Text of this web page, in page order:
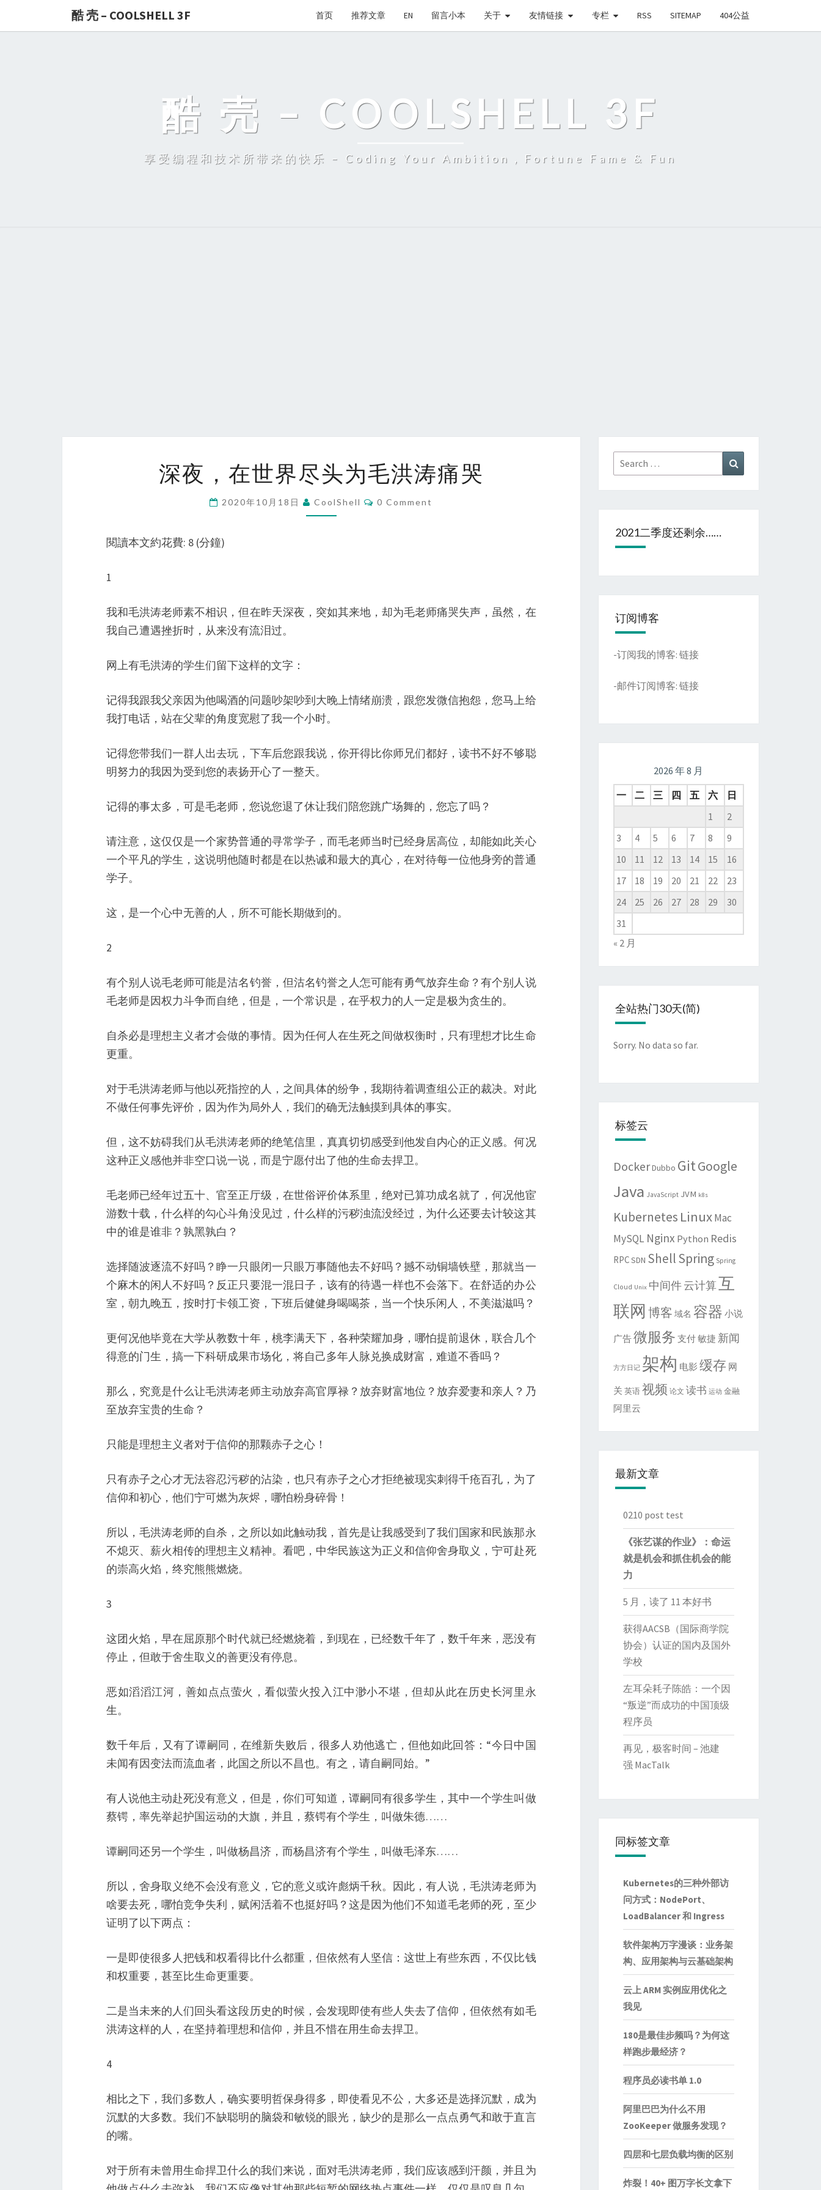
酷 壳 – COOLSHELL 3F 首页 推荐文章 EN 留言小本 关于 友情链接 专栏 RSS SITEMAP 404公益
酷 壳 – COOLSHELL 3F
享受编程和技术所带来的快乐 – Coding Your Ambition，Fortune Fame & Fun
夜，
洪
深夜，在世界尽头为毛洪涛痛哭
2020年10月18日 CoolShell Comments
0 Comment
閱讀本文約花費: 8 (分鐘)
1
我和毛洪涛老师素不相识，但在昨天深夜，突如其来地，却为毛老师痛哭失声，虽然，在
我自己遭遇挫折时，从来没有流泪过。
网上有毛洪涛的学生们留下这样的文字：
记得我跟我父亲因为他喝酒的问题吵架吵到大晚上情绪崩溃，跟您发微信抱怨，您马上给
我打电话，站在父辈的角度宽慰了我一个小时。
记得您带我们一群人出去玩，下车后您跟我说，你开得比你师兄们都好，读书不好不够聪
明努力的我因为受到您的表扬开心了一整天。
记得的事太多，可是毛老师，您说您退了休让我们陪您跳广场舞的，您忘了吗？
请注意，这仅仅是一个家势普通的寻常学子，而毛老师当时已经身居高位，却能如此关心
一个平凡的学生，这说明他随时都是在以热诚和最大的真心，在对待每一位他身旁的普通
学子。
这，是一个心中无善的人，所不可能长期做到的。
2
有个别人说毛老师可能是沽名钓誉，但沽名钓誉之人怎可能有勇气放弃生命？有个别人说
毛老师是因权力斗争而自绝，但是，一个常识是，在乎权力的人一定是极为贪生的。
自杀必是理想主义者才会做的事情。因为任何人在生死之间做权衡时，只有理想才比生命
更重。
对于毛洪涛老师与他以死指控的人，之间具体的纷争，我期待着调查组公正的裁决。对此
不做任何事先评价，因为作为局外人，我们的确无法触摸到具体的事实。
但，这不妨碍我们从毛洪涛老师的绝笔信里，真真切切感受到他发自内心的正义感。何况
这种正义感他并非空口说一说，而是宁愿付出了他的生命去捍卫。
毛老师已经年过五十、官至正厅级，在世俗评价体系里，绝对已算功成名就了，何况他宦
游数十载，什么样的勾心斗角没见过，什么样的污秽浊流没经过，为什么还要去计较这其
中的谁是谁非？孰黑孰白？
选择随波逐流不好吗？睁一只眼闭一只眼万事随他去不好吗？撼不动铜墙铁壁，那就当一
个麻木的闲人不好吗？反正只要混一混日子，该有的待遇一样也不会落下。在舒适的办公
室，朝九晚五，按时打卡领工资，下班后健健身喝喝茶，当一个快乐闲人，不美滋滋吗？
更何况他毕竟在大学从教数十年，桃李满天下，各种荣耀加身，哪怕提前退休，联合几个
得意的门生，搞一下科研成果市场化，将自己多年人脉兑换成财富，难道不香吗？
那么，究竟是什么让毛洪涛老师主动放弃高官厚禄？放弃财富地位？放弃爱妻和亲人？乃
至放弃宝贵的生命？
只能是理想主义者对于信仰的那颗赤子之心！
只有赤子之心才无法容忍污秽的沾染，也只有赤子之心才拒绝被现实刺得千疮百孔，为了
信仰和初心，他们宁可燃为灰烬，哪怕粉身碎骨！
所以，毛洪涛老师的自杀，之所以如此触动我，首先是让我感受到了我们国家和民族那永
不熄灭、薪火相传的理想主义精神。看吧，中华民族这为正义和信仰舍身取义，宁可赴死
的崇高火焰，终究熊熊燃烧。
3
这团火焰，早在屈原那个时代就已经燃烧着，到现在，已经数千年了，数千年来，恶没有
停止，但敢于舍生取义的善更没有停息。
恶如滔滔江河，善如点点萤火，看似萤火投入江中渺小不堪，但却从此在历史长河里永
生。
数千年后，又有了谭嗣同，在维新失败后，很多人劝他逃亡，但他如此回答：“今日中国
未闻有因变法而流血者，此国之所以不昌也。有之，请自嗣同始。”
有人说他主动赴死没有意义，但是，你们可知道，谭嗣同有很多学生，其中一个学生叫做
蔡锷，率先举起护国运动的大旗，并且，蔡锷有个学生，叫做朱德……
谭嗣同还另一个学生，叫做杨昌济，而杨昌济有个学生，叫做毛泽东……
所以，舍身取义绝不会没有意义，它的意义或许彪炳千秋。因此，有人说，毛洪涛老师为
啥要去死，哪怕竞争失利，赋闲活着不也挺好吗？这是因为他们不知道毛老师的死，至少
证明了以下两点：
一是即使很多人把钱和权看得比什么都重，但依然有人坚信：这世上有些东西，不仅比钱
和权重要，甚至比生命更重要。
二是当未来的人们回头看这段历史的时候，会发现即使有些人失去了信仰，但依然有如毛
洪涛这样的人，在坚持着理想和信仰，并且不惜在用生命去捍卫。
4
相比之下，我们多数人，确实要明哲保身得多，即使看见不公，大多还是选择沉默，成为
沉默的大多数。我们不缺聪明的脑袋和敏锐的眼光，缺少的是那么一点点勇气和敢于直言
的嘴。
对于所有未曾用生命捍卫什么的我们来说，面对毛洪涛老师，我们应该感到汗颜，并且为
Search
for:
2021二季度还剩余……
订阅博客
-订阅我的博客: 链接
-邮件订阅博客: 链接
2026 年 8 月
一
二 三 四 五 六
日
1
2
3
4 5 6 7 8
9
10
11 12 13 14 15
16
17
18 19 20 21 22
23
24
25 26 27 28 29
30
31
« 2 月
全站热门30天(简)
Sorry. No data so far.
标签云
Docker Dubbo GitGoogle
Java JavaScript JVM k8s
Kubernetes Linux Mac
MySQL Nginx Python Redis
RPC SDN ShellSpring Spring
Cloud Unix 中间件 云计算互
联网 博客 域名 容器 小说
广告微服务 支付敏捷 新闻
方方日记 架构 电影 缓存 网
关 英语 视频 论文 读书 运动 金融
阿里云
最新文章
0210 post test
《张艺谋的作业》：命运
就是机会和抓住机会的能
力
5 月，读了 11 本好书
获得AACSB（国际商学院
协会）认证的国内及国外
学校
左耳朵耗子陈皓：一个因
“叛逆”而成功的中国顶级
程序员
再见，极客时间 – 池建
强 MacTalk
同标签文章
Kubernetes的三种外部访
问方式：NodePort、
LoadBalancer 和 Ingress
软件架构万字漫谈：业务架
构、应用架构与云基础架构
云上 ARM 实例应用优化之
我见
180是最佳步频吗？为何这
样跑步最经济？
程序员必读书单 1.0
阿里巴巴为什么不用
ZooKeeper 做服务发现？
四层和七层负载均衡的区别
炸裂！40+ 图万字长文拿下